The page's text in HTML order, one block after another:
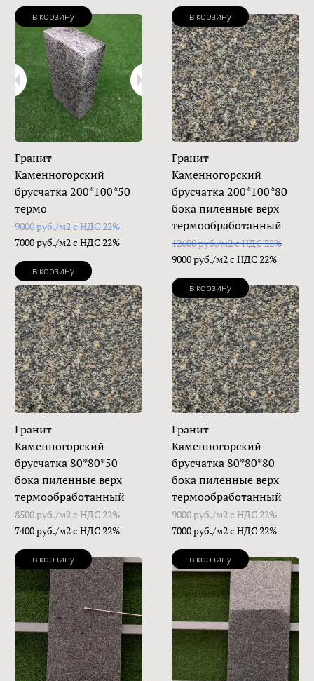
в корзину в корзину
Гранит
Каменногорский
брусчатка 200*100*50
термо
9000 руб./м2 с НДС 22%
7000 руб./м2 с НДС 22%
в корзину
Гранит
Каменногорский
брусчатка 200*100*80
бока пиленные верх
термообработанный
12600 руб./м2 с НДС 22%
9000 руб./м2 с НДС 22%
в корзину
Гранит
Каменногорский
брусчатка 80*80*50
бока пиленные верх
термообработанный
8500 руб./м2 с НДС 22%
7400 руб./м2 с НДС 22%
в корзину
Гранит
Каменногорский
брусчатка 80*80*80
бока пиленные верх
термообработанный
9000 руб./м2 с НДС 22%
7000 руб./м2 с НДС 22%
в корзину